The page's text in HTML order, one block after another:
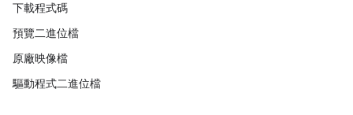
下載程式碼
預覽二進位檔
原廠映像檔
驅動程式二進位檔